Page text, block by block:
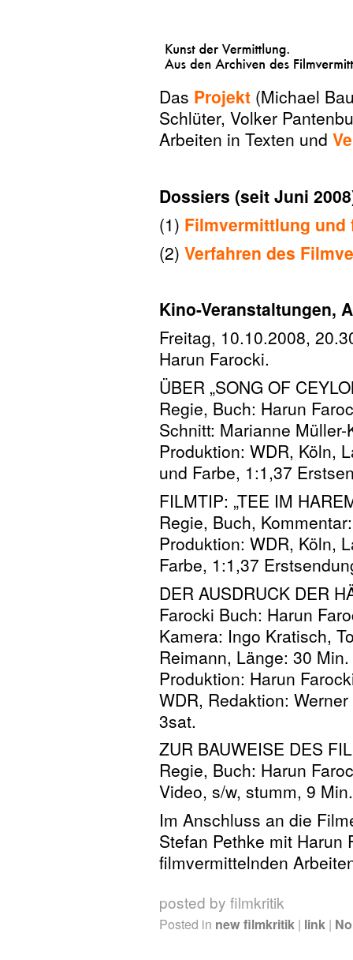
Das Projekt (Michael
Schlüter, Volker
Arbeiten in Texten und
Dossiers (seit Juni
(1) Filmvermittlung und
(2) Verfahren des
Kino-Veranstaltungen,
Freitag, 10.10.2008,
Harun Farocki.
ÜBER „SONG OF
Regie, Buch: Harun
Schnitt: Marianne
Produktion: WDR, Köln,
und Farbe, 1:1,37
FILMTIP: „TEE IM
Regie, Buch,
Produktion: WDR, Köln,
Farbe, 1:1,37
DER AUSDRUCK DER
Farocki Buch: Harun
Kamera: Ingo Kratisch,
Reimann, Länge: 30
Produktion: Harun
WDR, Redaktion:
3sat.
ZUR BAUWEISE DES
Regie, Buch: Harun
Video, s/w, stumm, 9 Min.
Im Anschluss an die
Stefan Pethke mit Harun
filmvermittelnden
posted by filmkritik
Posted in new filmkritik | link |